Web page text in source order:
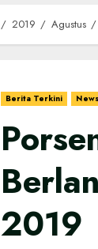
2019 Agustus
Berita Terkini News
2019